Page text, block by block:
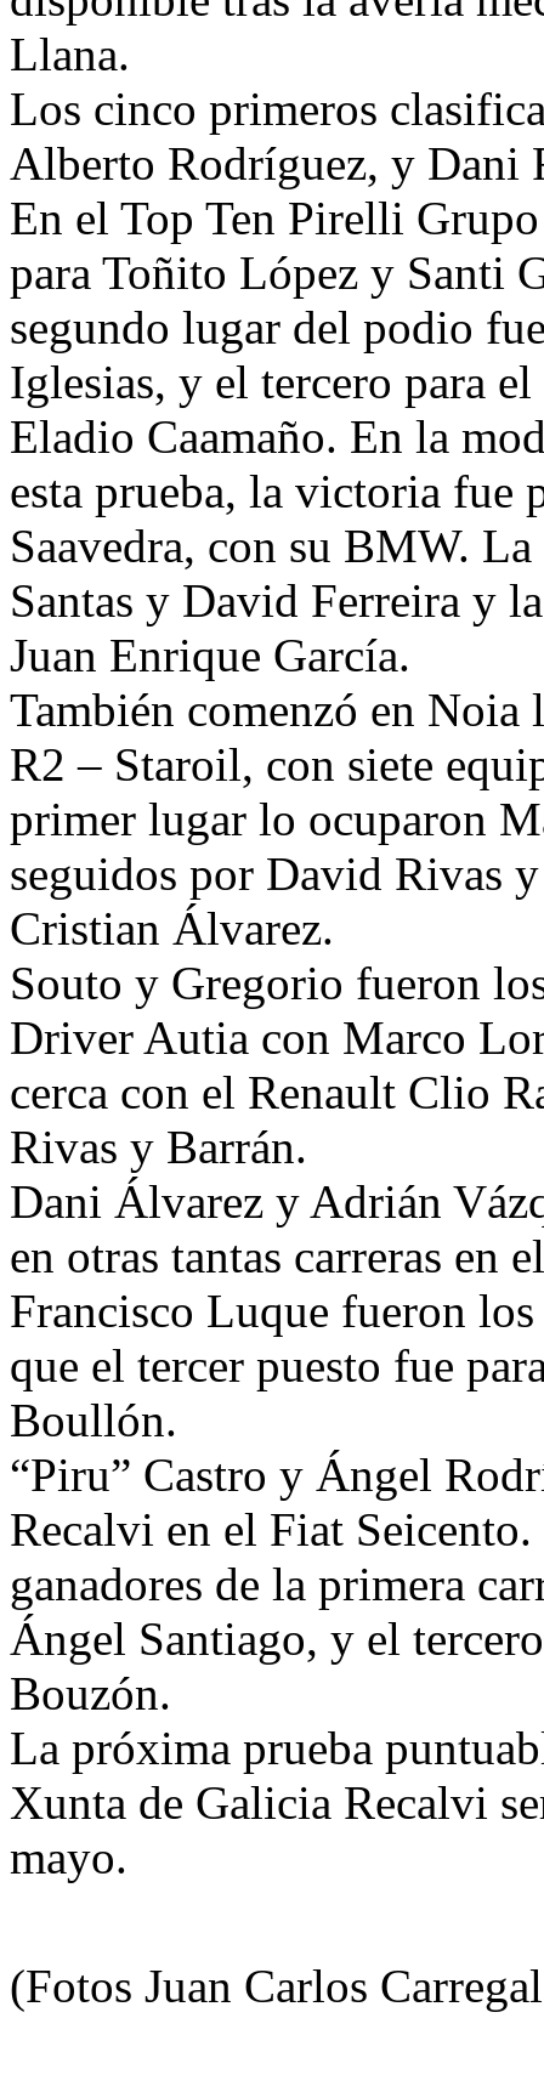
Llana.
Los cinco primeros
Alberto Rodríguez, y Dani
En el Top Ten Pirelli
para Toñito López y Santi
segundo lugar del podio
Iglesias, y el tercero para
Eladio Caamaño. En la
esta prueba, la victoria fue
Saavedra, con su BMW.
Santas y David Ferreira y
Juan Enrique García.
También comenzó en Noia
R2 – Staroil, con siete
primer lugar lo ocuparon
seguidos por David Rivas
Cristian Álvarez.
Souto y Gregorio fueron
Driver Autia con Marco
cerca con el Renault Clio
Rivas y Barrán.
Dani Álvarez y Adrián
en otras tantas carreras
Francisco Luque fueron
que el tercer puesto fue
Boullón.
“Piru” Castro y Ángel
Recalvi en el Fiat
ganadores de la primera
Ángel Santiago, y el
Bouzón.
La próxima prueba
Xunta de Galicia Recalvi
mayo.
(Fotos Juan Carlos